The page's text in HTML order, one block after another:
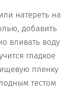
натереть на
добавить
вливать воду
гладкое
пленку
тестом